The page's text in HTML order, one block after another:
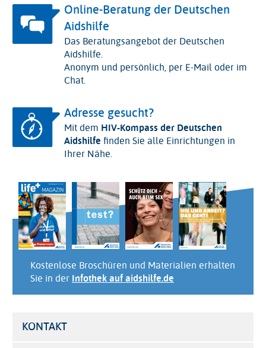
Online-Beratung der Deutschen
Aidshilfe
Das Beratungsangebot der Deutschen
Aidshilfe.
Anonym und persönlich, per E-Mail oder im
Chat.
Adresse gesucht?
Mit dem HIV-Kompass der Deutschen
Aidshilfe finden Sie alle Einrichtungen in
Ihrer Nähe.
Kostenlose Broschüren und Materialien erhalten
Sie in der Infothek auf aidshilfe.de
KONTAKT